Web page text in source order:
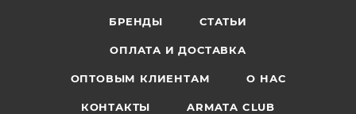
БРЕНДЫ СТАТЬИ
ОПЛАТА И ДОСТАВКА
ОПТОВЫМ КЛИЕНТАМ О НАС
КОНТАКТЫ ARMATA CLUB